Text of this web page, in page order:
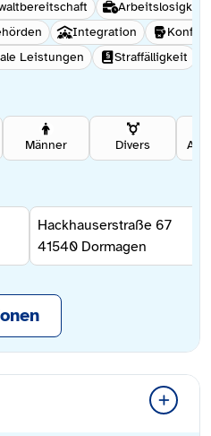
Arbeitslosigkeit
Integration
Leistungen Straffälligkeit
Männer Divers
Hackhauserstraße 67
41540 Dormagen